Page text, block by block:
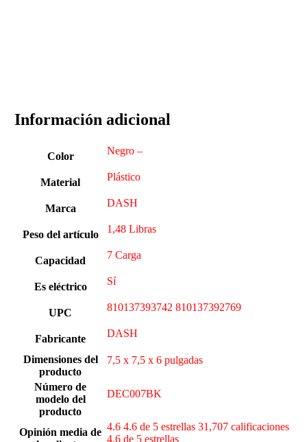
Información adicional
Color Negro –
Material ‎Plástico
Marca DASH
Peso del artículo 1,48 Libras
Capacidad 7 Carga
Es eléctrico Sí
UPC 810137393742 810137392769
Fabricante DASH
Dimensiones del
producto
7,5 x 7,5 x 6 pulgadas
Número de
modelo del
producto
DEC007BK
Opinión media de 4.6 4.6 de 5 estrellas 31,707 calificaciones
4.6 de 5 estrellas